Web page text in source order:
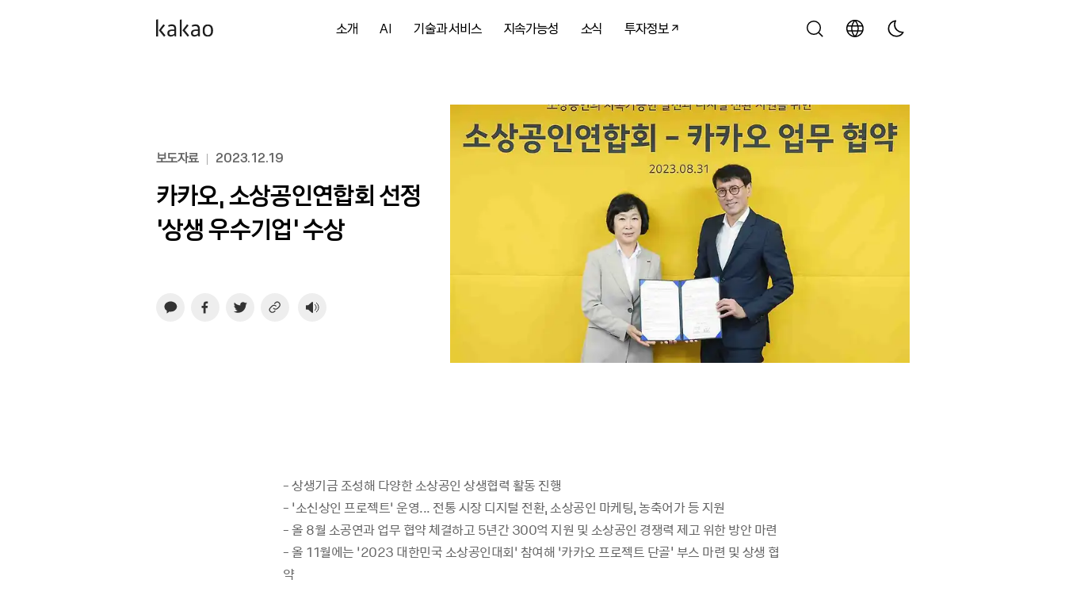
소개 AI 기술과 서비스 지속가능성 소식 투자정보
보도자료 2023.12.19
카카오, 소상공인연합회 선정
‘상생 우수기업’ 수상
- 상생기금 조성해 다양한 소상공인 상생협력 활동 진행
- ‘소신상인 프로젝트’ 운영... 전통 시장 디지털 전환, 소상공인 마케팅, 농축어가 등 지원
- 올 8월 소공연과 업무 협약 체결하고 5년간 300억 지원 및 소상공인 경쟁력 제고 위한 방안 마련
- 올 11월에는 ‘2023 대한민국 소상공인대회’ 참여해 ‘카카오 프로젝트 단골' 부스 마련 및 상생 협
약